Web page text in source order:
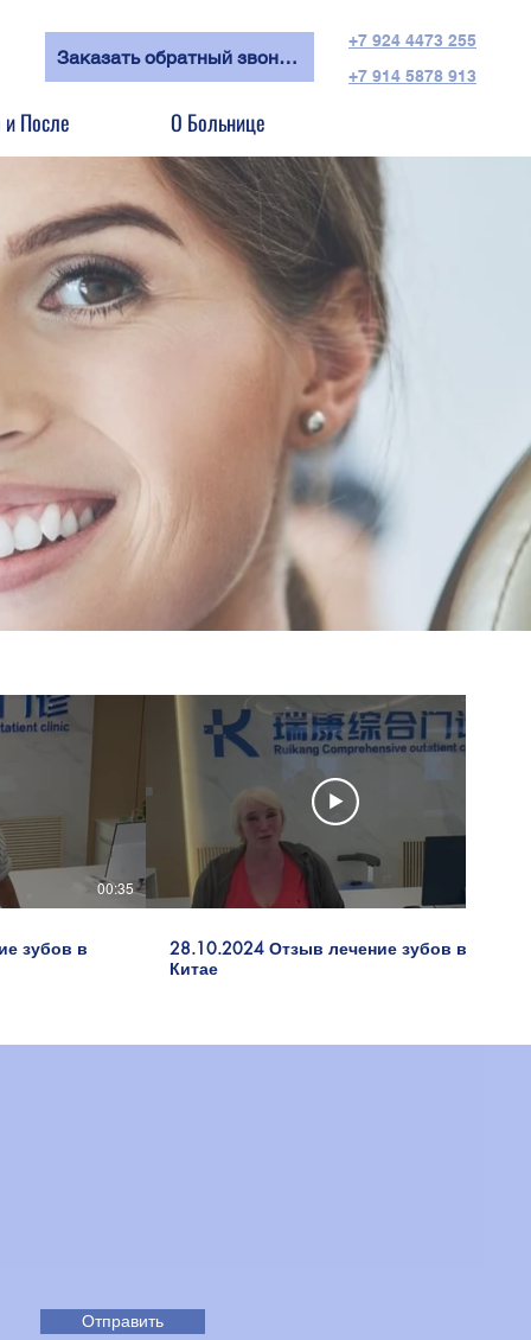
Заказать обратный звонок
После О Больнице
+7 924 4473 255
+7 914 5878 913
00:35
зубов в
28.10.2024 Отзыв лечение зубов в
Китае
Отправить